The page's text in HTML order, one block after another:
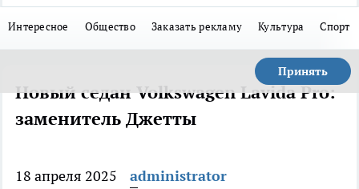
Интересное Общество Заказать рекламу Культура Спорт
Принять
Новый седан Volkswagen Lavida Pro:
заменитель Джетты
18 апреля 2025 administrator